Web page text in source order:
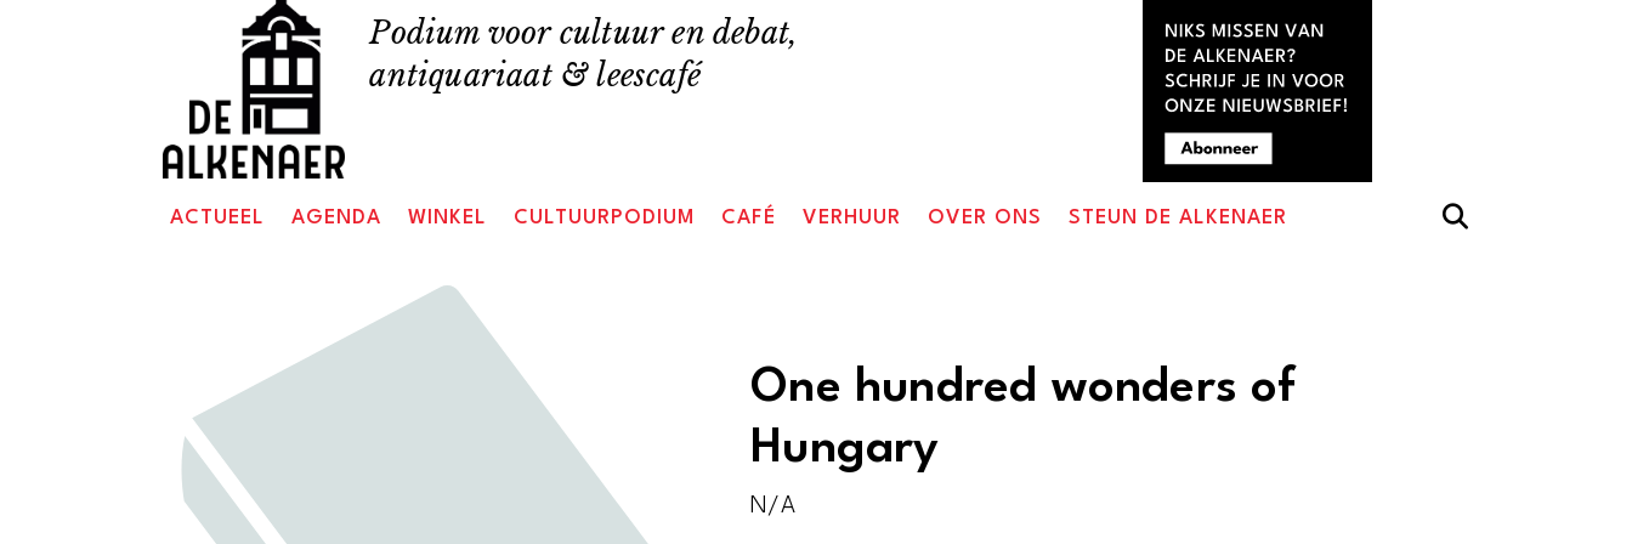
Podium voor cultuur en debat,
antiquariaat & leescafé
ACTUEEL AGENDA WINKEL CULTUURPODIUM CAFÉ VERHUUR OVER ONS STEUN DE ALKENAER
One hundred wonders of
Hungary
N/A